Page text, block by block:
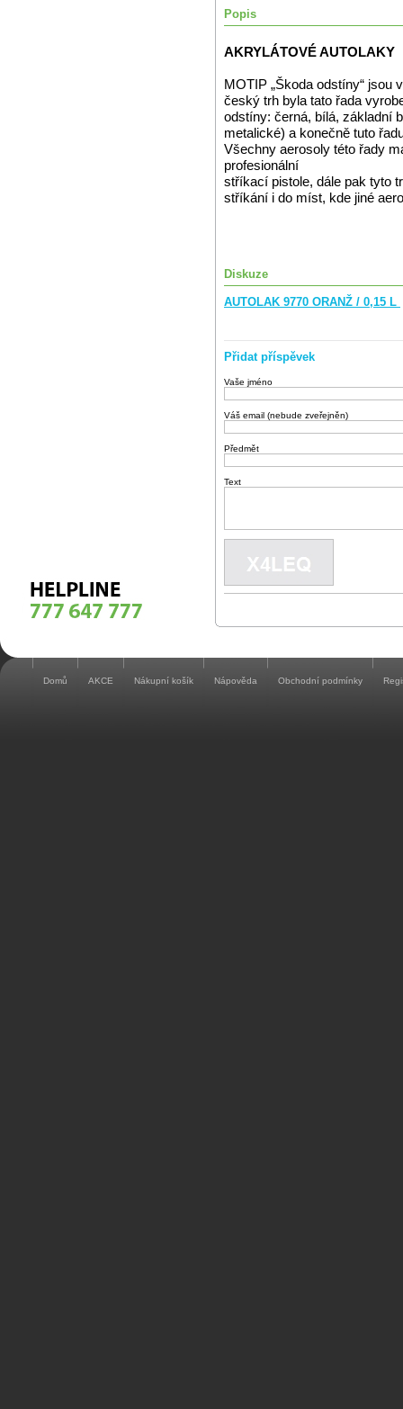
Popis
AKRYLÁTOVÉ AUTOLAKY
MOTIP „Škoda odstíny“
český trh byla tato řada
odstíny: černá, bílá, základní
metalické) a konečně tuto
Všechny aerosoly této řady
profesionální
stříkací pistole, dále pak tyto
stříkání i do míst, kde jiné
Diskuze
AUTOLAK 9770 ORANŽ / 0,15 L
Přidat příspěvek
Vaše jméno
Váš email (nebude zveřejněn)
Předmět
Text
Domů AKCE Nákupní košík Nápověda Obchodní podmínky